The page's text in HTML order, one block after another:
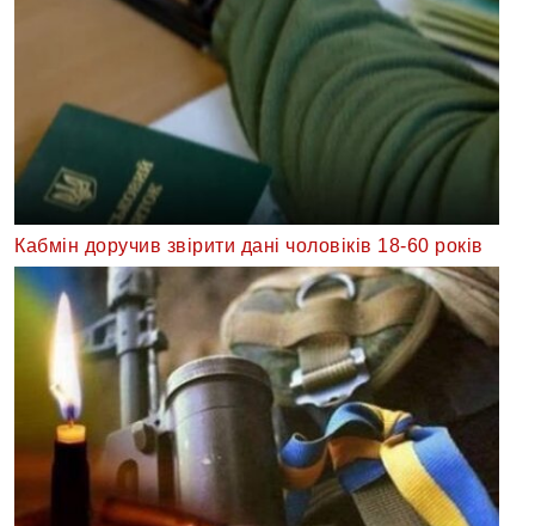
Кабмін доручив звірити дані чоловіків 18-60 років